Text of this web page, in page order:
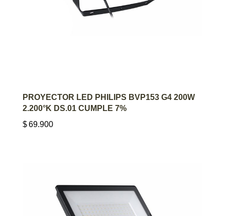
AGREGAR AL CARRITO
PROYECTOR LED PHILIPS BVP153 G4 200W
2.200°K DS.01 CUMPLE 7%
$69.900